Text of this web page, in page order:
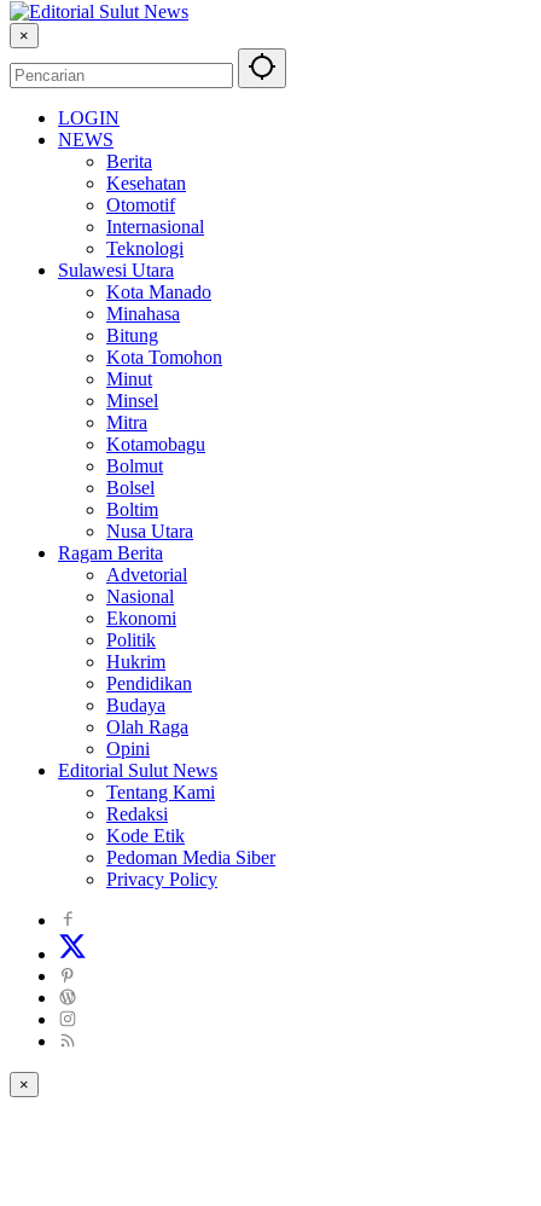
×
LOGIN
NEWS
Berita
Kesehatan
Otomotif
Internasional
Teknologi
Sulawesi Utara
Kota Manado
Minahasa
Bitung
Kota Tomohon
Minut
Minsel
Mitra
Kotamobagu
Bolmut
Bolsel
Boltim
Nusa Utara
Ragam Berita
Advetorial
Nasional
Ekonomi
Politik
Hukrim
Pendidikan
Budaya
Olah Raga
Opini
Editorial Sulut News
Tentang Kami
Redaksi
Kode Etik
Pedoman Media Siber
Privacy Policy
×